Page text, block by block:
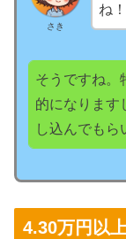
さき
ね
そうですね。
的になります
し込んでもら
4.30万円以